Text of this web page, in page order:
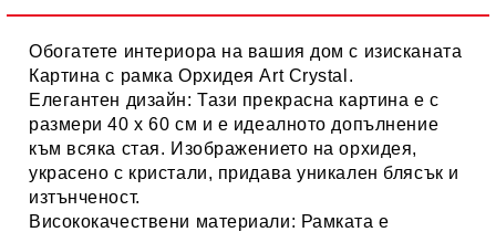
Обогатете интериора на вашия дом с изисканата
Картина с рамка Орхидея Art Crystal .
Елегантен дизайн: Тази прекрасна картина е с
размери40 х 60 см и е идеалното допълнение
към всяка стая. Изображението на орхидея,
украсено с кристали, придава уникален блясък и
изтънченост.
Висококачествени материали: Рамката е